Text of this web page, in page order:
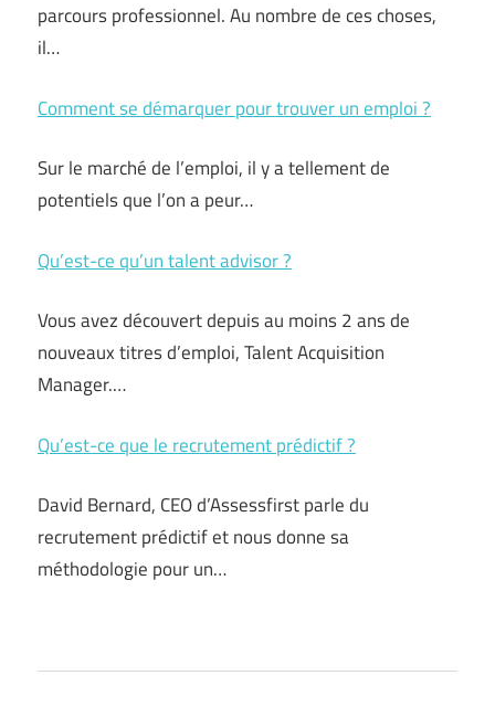
parcours professionnel. Au nombre de ces choses,
il…
Comment se démarquer pour trouver un emploi ?
Sur le marché de l’emploi, il y a tellement de
potentiels que l’on a peur…
Qu’est-ce qu’un talent advisor ?
Vous avez découvert depuis au moins 2 ans de
nouveaux titres d’emploi, Talent Acquisition
Manager.…
Qu’est-ce que le recrutement prédictif ?
David Bernard, CEO d’Assessfirst parle du
recrutement prédictif et nous donne sa
méthodologie pour un…